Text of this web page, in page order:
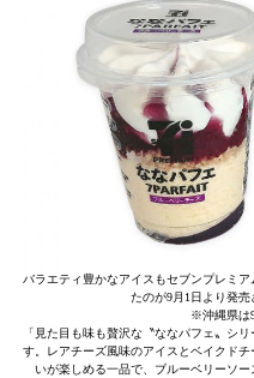
バラエティ豊かなアイスもセブンプレミ
たのが9月1日より発売
※沖縄県は
「見た目も味も贅沢な〝ななパフェ〟シ
す。レアチーズ風味のアイスとベイクド
いが楽しめる一品で、ブルーベリーソ